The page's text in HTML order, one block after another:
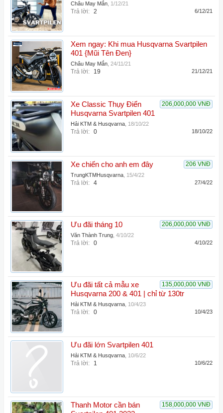
Châu May Mắn 1/12/21
Trả lời: 2 6/12/21
Xem ngay: Khi mua Husqvarna Svartpilen
401 {Mũi Tên Đen}
Châu May Mắn 24/11/21
Trả lời: 19 21/12/21
206,000,000 VNĐ
Xe Classic Thụy Điển
Husqvarna Svartpilen 401
Hải KTM & Husqvarna 18/10/22
Trả lời: 0 18/10/22
206 VNĐ
Xe chiến cho anh em đây
TrungKTMHusqvarna 15/4/22
Trả lời: 4 27/4/22
206,000,000 VNĐ
Ưu đãi tháng 10
Văn Thành Trung 4/10/22
Trả lời: 0 4/10/22
135,000,000 VNĐ
Ưu đãi tất cả mẫu xe
Husqvarna 200 & 401 | chỉ từ 130tr
Hải KTM & Husqvarna 10/4/23
Trả lời: 0 10/4/23
Ưu đãi lớn Svartpilen 401
Hải KTM & Husqvarna 10/6/22
Trả lời: 1 10/6/22
158,000,000 VNĐ
Thanh Motor cần bán